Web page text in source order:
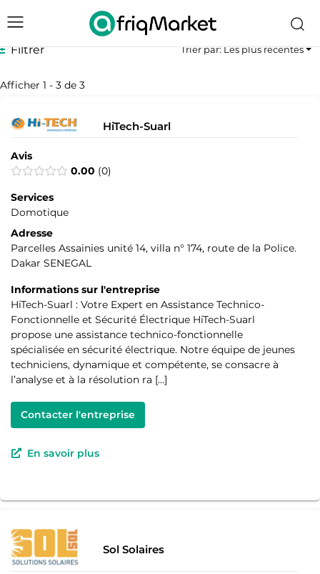
Filtrer
Afficher 1 - 3 de 3
Trier par: Les plus récentes
HiTech-Suarl
Avis
0.00 0
Services
Domotique
Adresse
Parcelles Assainies unité 14, villa n° 174, route de la Police.
Dakar SENEGAL
Informations sur l'entreprise
HiTech-Suarl : Votre Expert en Assistance Technico-
Fonctionnelle et Sécurité Électrique HiTech-Suarl
propose une assistance technico-fonctionnelle
spécialisée en sécurité électrique. Notre équipe de jeunes
techniciens, dynamique et compétente, se consacre à
l’analyse et à la résolution ra […]
Contacter l'entreprise
En savoir plus
Sol Solaires